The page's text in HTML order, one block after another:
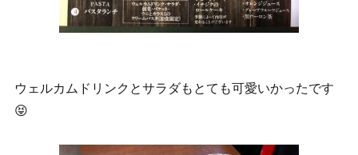
ウェルカムドリンクとサラダもとても可愛いかったです
😝